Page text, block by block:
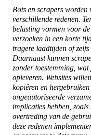
Bots en scrapers worden
verschillende redenen.
belasting vormen voor
verzoeken in een korte
tragere laadtijden of
Daarnaast kunnen
zonder toestemming,
opleveren. Websites
kopiëren en
ongeautoriseerde
implicaties hebben,
overtreding van de
deze redenen